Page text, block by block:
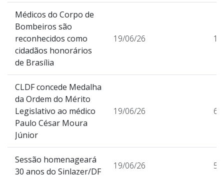
Médicos do Corpo de
Bombeiros são
reconhecidos como
cidadãos honorários
de Brasília
19/06/26
CLDF concede Medalha
da Ordem do Mérito
Legislativo ao médico
Paulo César Moura
Júnior
19/06/26
Sessão homenageará
30 anos do Sinlazer/DF
19/06/26